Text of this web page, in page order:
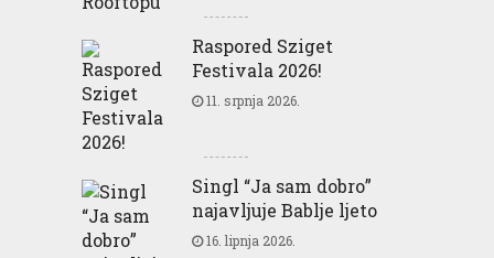
Raspored Sziget
Festivala 2026!
11. srpnja 2026.
Singl “Ja sam dobro”
najavljuje Bablje ljeto
16. lipnja 2026.